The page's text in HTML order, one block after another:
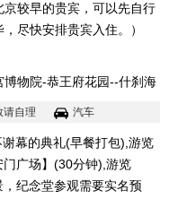
较早的贵宾，可以先自行
尽快安排贵宾入住。）
物院-恭王府花园--什刹海
请自理 汽车
幕的典礼(早餐打包),游览
广场】(30分钟),游览
纪念堂参观需要实名预